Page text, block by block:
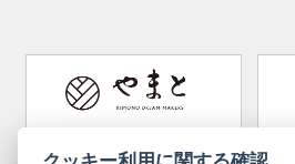
Convenient item
Obi
Yamato Brand Website